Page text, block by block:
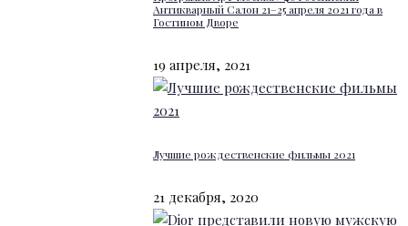
Антикварный Салон 21–25 апреля 2021 года в
Гостином Дворе
19 апреля, 2021
Лучшие рождественские фильмы 2021
21 декабря, 2020